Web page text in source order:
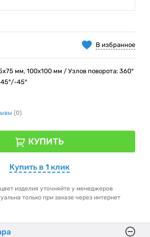
В избранное
мм, 100х100 мм / Узлов поворота: 360°
45°
(0)
КУПИТЬ
Купить в 1 клик
изделия уточняйте у менеджеров
только при заказе через интернет